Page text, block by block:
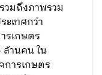
วมถึงภาพรวม
เทศกว่า
รเกษตร
ล้านคน ใน
ารเกษตร